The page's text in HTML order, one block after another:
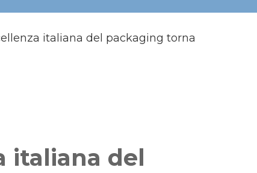
italiana del packaging torna
italiana del